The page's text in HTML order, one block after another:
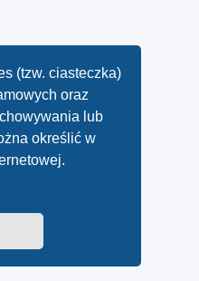
(tzw. ciasteczka)
oraz
lub
określić w